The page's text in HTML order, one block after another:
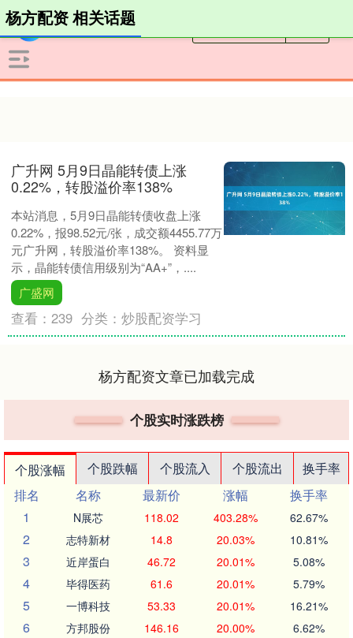
杨方配资 相关话题
广升网 5月9日晶能转债上涨
0.22%，转股溢价率138%
本站消息，5月9日晶能转债收盘上涨
0.22%，报98.52元/张，成交额4455.77万
元广升网，转股溢价率138%。 资料显
示，晶能转债信用级别为“AA+”，....
广盛网
查看：239 分类：炒股配资学习
杨方配资文章已加载完成
个股实时涨跌榜
个股涨幅 个股跌幅 个股流入 个股流出
换手率
排名
名称 最新价 涨幅
换手率
1
N展芯 118.02 403.28% 62.67%
2 志特新材 14.8 20.03% 10.81%
3 近岸蛋白 46.72 20.01% 5.08%
4 毕得医药 61.6 20.01% 5.79%
5 一博科技 53.33 20.01% 16.21%
6 方邦股份 146.16 20.00% 6.62%